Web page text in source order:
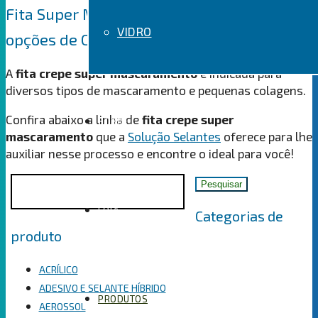
VIDRO
SOBRE
LOJA
PRODUTOS
Fita Super Mascaramento: as melhores
opções de Curitiba!
A fita crepe super mascaramentoé indicada para
diversos tipos de mascaramento e pequenas colagens.
Confira abaixo a linha de fita crepe super
mascaramento que a Solução Selantes oferece para lhe
auxiliar nesse processo e encontre o ideal para você!
Pesquisar
Pesquisar
Categorias de
produto
ACRÍLICO
ADESIVO E SELANTE HÍBRIDO
AEROSSOL